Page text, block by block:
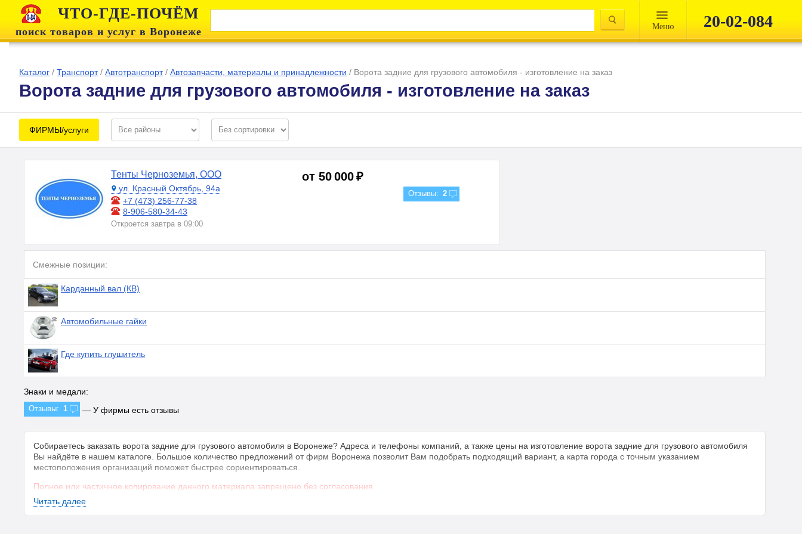
ЧТО-ГДЕ-ПОЧЁМ
поиск товаров и услуг в Воронеже Mеню 20-02-084
Каталог / Транспорт/ Автотранспорт/ Автозапчасти, материалы и принадлежности / Ворота задние для грузового автомобиля - изготовление на заказ
Ворота задние для грузового автомобиля - изготовление на заказ
ФИРМЫ/услуги
Тенты Черноземья, ООО
ул. Красный Октябрь, 94а
+7 (473) 256-77-38
8-906-580-34-43
Откроется завтра в 09:00
от 50 000 ₽
Отзывы: 2
Смежные позиции:
Карданный вал (КВ)
Автомобильные гайки
Где купить глушитель
Знаки и медали:
Отзывы: 1 — У фирмы есть отзывы
Собираетесь заказать ворота задние для грузового автомобиля в Воронеже? Адреса и телефоны компаний, а также цены на изготовление ворота задние для грузового автомобиля
Вы найдёте в нашем каталоге. Большое количество предложений от фирм Воронежа позволит Вам подобрать подходящий вариант, а карта города с точным указанием
местоположения организаций поможет быстрее сориентироваться.
Полное или частичное копирование данного материала запрещено без согласования.
Читать далее